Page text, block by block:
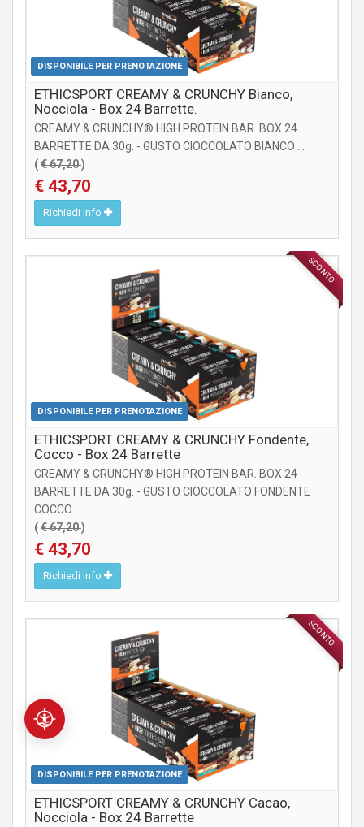
DISPONIBILE PER PRENOTAZIONE
ETHICSPORT CREAMY & CRUNCHY Bianco,
Nocciola - Box 24 Barrette.
CREAMY & CRUNCHY® HIGH PROTEIN BAR. BOX 24
BARRETTE DA 30g. - GUSTO CIOCCOLATO BIANCO ...
(€ 67,20)
€ 43,70
Richiedi info
SCONTO
DISPONIBILE PER PRENOTAZIONE
INTEGRATORI
ETHICSPORT CREAMY & CRUNCHY Fondente,
Cocco - Box 24 Barrette
CREAMY & CRUNCHY® HIGH PROTEIN BAR. BOX 24
BARRETTE DA 30g. - GUSTO CIOCCOLATO FONDENTE
COCCO ...
(€ 67,20)
€ 43,70
Richiedi info
SCONTO
DISPONIBILE PER PRENOTAZIONE
INTEGRATORI
ETHICSPORT CREAMY & CRUNCHY Cacao,
Nocciola - Box 24 Barrette